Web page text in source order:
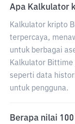
Apa Kalkulator
Kalkulator kripto
terpercaya,
untuk berbagai
Kalkulator
seperti data
untuk pengguna.
Berapa nilai